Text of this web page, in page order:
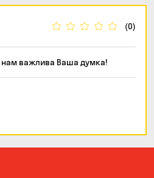
(0)
нам важлива Ваша думка!